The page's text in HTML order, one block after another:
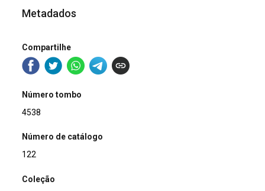
Metadados
Compartilhe
Número tombo
4538
Número de catálogo
122
Coleção